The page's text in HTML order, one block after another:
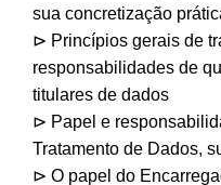
sua concretização
⊳ Princípios gerais de
responsabilidades de
titulares de dados
⊳ Papel e
Tratamento de Dados,
⊳ O papel do